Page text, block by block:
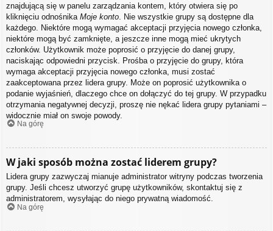
znajdującą się w panelu zarządzania kontem, który otwiera się po
kliknięciu odnośnika Moje konto . Nie wszystkie grupy są dostępne dla
każdego. Niektóre mogą wymagać akceptacji przyjęcia nowego członka,
niektóre mogą być zamknięte, a jeszcze inne mogą mieć ukrytych
członków. Użytkownik może poprosić o przyjęcie do danej grupy,
naciskając odpowiedni przycisk. Prośba o przyjęcie do grupy, która
wymaga akceptacji przyjęcia nowego członka, musi zostać
zaakceptowana przez lidera grupy. Może on poprosić użytkownika o
podanie wyjaśnień, dlaczego chce on dołączyć do tej grupy. W przypadku
otrzymania negatywnej decyzji, proszę nie nękać lidera grupy pytaniami –
widocznie miał on swoje powody.
Na górę
W jaki sposób można zostać liderem grupy?
Lidera grupy zazwyczaj mianuje administrator witryny podczas tworzenia
grupy. Jeśli chcesz utworzyć grupę użytkowników, skontaktuj się z
administratorem, wysyłając do niego prywatną wiadomość.
Na górę